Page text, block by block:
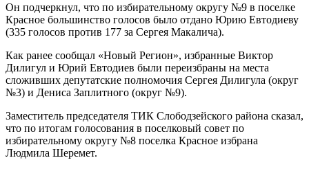
Он подчеркнул, что по избирательному округу №9 в поселке
Красное большинство голосов было отдано Юрию Евтодиеву
(335 голосов против 177 за Сергея Макалича).
Как ранее сообщал «Новый Регион», избранные Виктор
Дилигул и Юрий Евтодиев были переизбраны на места
сложивших депутатские полномочия Сергея Дилигула (округ
№3) и Дениса Заплитного (округ №9).
Заместитель председателя ТИК Слободзейского района сказал,
что по итогам голосования в поселковый совет по
избирательному округу №8 поселка Красное избрана
Людмила Шеремет.